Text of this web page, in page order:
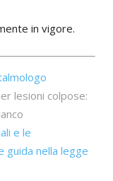
in vigore.
lesioni colpose:
e le
guida nella legge